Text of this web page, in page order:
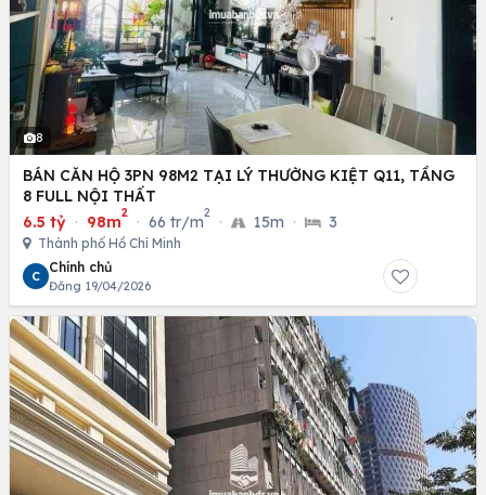
8
BÁN CĂN HỘ 3PN 98M2 TẠI LÝ THƯỜNG KIỆT Q11, TẦNG
8 FULL NỘI THẤT
6.5 tỷ · 98m
2
· 66 tr/m
2
· 15m · 3
Thành phố Hồ Chí Minh
C
Chính chủ
Đăng 19/04/2026